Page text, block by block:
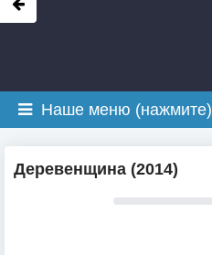
Наше меню (нажмите)
Деревенщина (2014)